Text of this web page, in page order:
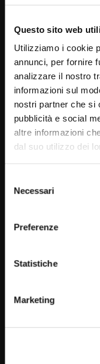
Questo sito web
Utilizziamo i cookie
annunci, per fornire
analizzare il nostro
informazioni sul
nostri partner che si
pubblicità e social
altre informazioni
dal suo utilizzo dei
delNecessari
Preferenze
Statistiche
Marketing
07:38
Un giorno,
STAFF
14/02/2023
0
2.1K 12
05:38
Coordinazioni arti
allenamento 8
0
2.1K